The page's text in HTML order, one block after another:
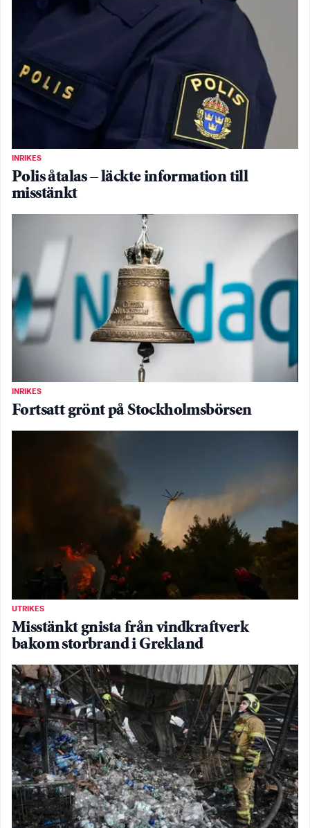
INRIKES
Polis åtalas – läckte information till
misstänkt
INRIKES
Fortsatt grönt på Stockholmsbörsen
UTRIKES
Misstänkt gnista från vindkraftverk
bakom storbrand i Grekland